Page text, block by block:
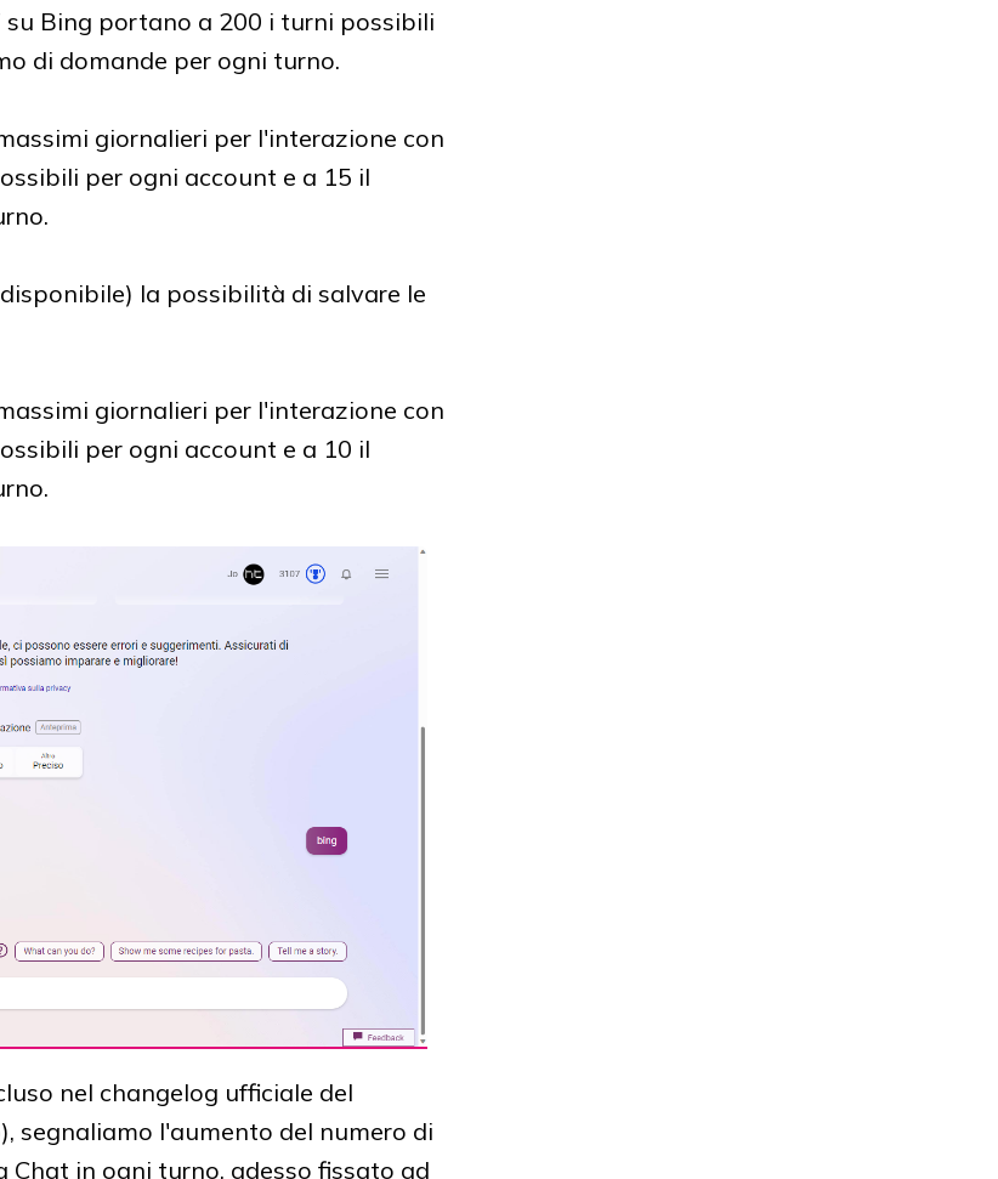
Bing portano a 200 i turni possibili
di domande per ogni turno.
giornalieri per l'interazione con
per ogni account e a 15 il
la possibilità di salvare le
giornalieri per l'interazione con
per ogni account e a 10 il
nel changelog ufficiale del
segnaliamo l'aumento del numero di
Chat in ogni turno, adesso fissato ad